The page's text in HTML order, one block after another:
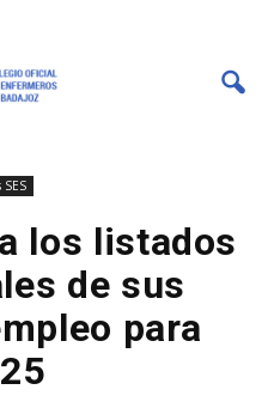
SES
los listados
de sus
para